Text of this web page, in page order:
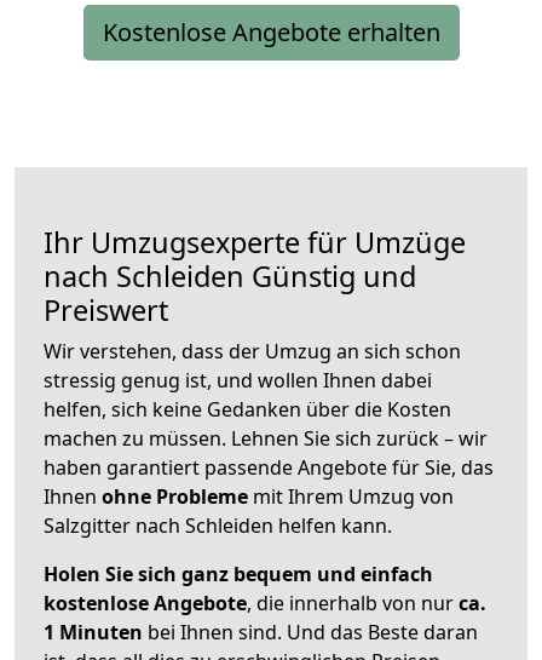
Kostenlose Angebote erhalten
Ihr Umzugsexperte für Umzüge
nach Schleiden Günstig und
Preiswert
Wir verstehen, dass der Umzug an sich schon
stressig genug ist, und wollen Ihnen dabei
helfen, sich keine Gedanken über die Kosten
machen zu müssen. Lehnen Sie sich zurück – wir
haben garantiert passende Angebote für Sie, das
Ihnen ohne Probleme mit Ihrem Umzug von
Salzgitter nach Schleiden helfen kann.
Holen Sie sich ganz bequem und einfach
kostenlose Angebote, die innerhalb von nurca.
1 Minuten bei Ihnen sind. Und das Beste daran